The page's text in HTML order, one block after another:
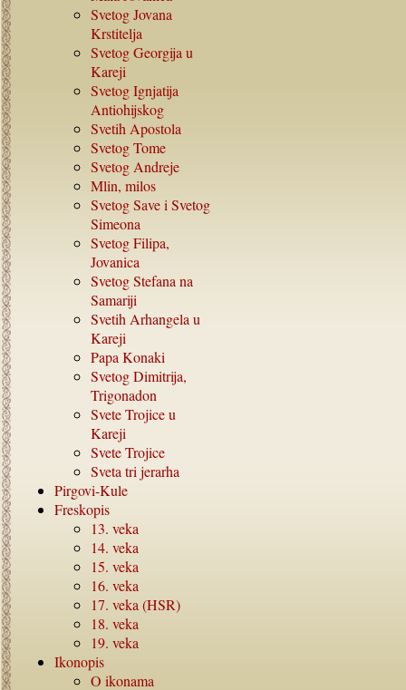
Svetog Jovana
Krstitelja
Svetog Georgija u
Kareji
Svetog Ignjatija
Antiohijskog
Svetih Apostola
Svetog Tome
Svetog Andreje
Mlin, milos
Svetog Save i Svetog
Simeona
Svetog Filipa,
Jovanica
Svetog Stefana na
Samariji
Svetih Arhangela u
Kareji
Papa Konaki
Svetog Dimitrija,
Trigonadon
Svete Trojice u
Kareji
Svete Trojice
Sveta tri jerarha
Pirgovi-Kule
Freskopis
13. veka
14. veka
15. veka
16. veka
17. veka (HSR)
18. veka
19. veka
Ikonopis
O ikonama